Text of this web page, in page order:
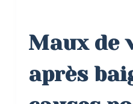
Maux de
après